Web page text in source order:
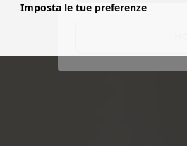
Imposta le tue preferenze